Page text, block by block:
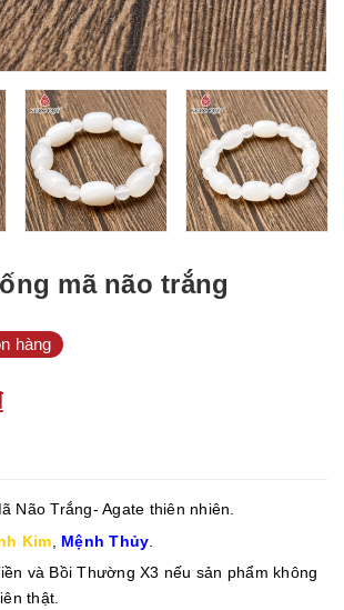
mã não trắng
hàng
Não Trắng- Agate thiên nhiên.
Kim Mệnh Thủy
và Bồi Thường X3 nếu sản phẩm không
thật.